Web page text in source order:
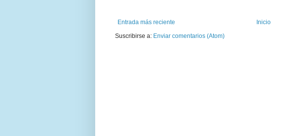
Entrada más reciente
Inicio
Suscribirse a: Enviar comentarios (Atom)